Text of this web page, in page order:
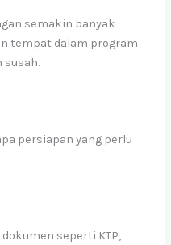
semakin banyak
tempat dalam program
susah.
persiapan yang perlu
seperti KTP,